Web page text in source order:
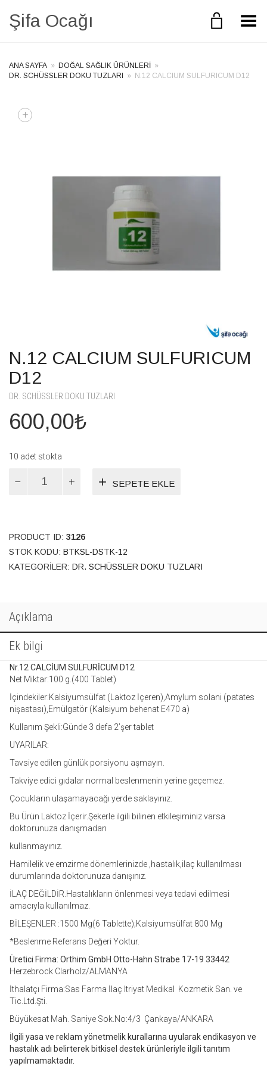
Şifa Ocağı Toggle Menu
ANA SAYFA » DOĞAL SAĞLIK ÜRÜNLERI »
DR. SCHÜSSLER DOKU TUZLARI
» N.12 CALCIUM SULFURICUM D12
+
N.12 CALCIUM SULFURICUM
D12
DR. SCHÜSSLER DOKU TUZLARI
600,00₺
10 adet stokta
CALCIUM
SEPETE EKLE
PRODUCT ID: 3126
STOK KODU: BTKSL-DSTK-12
KATEGORILER: DR. SCHÜSSLER DOKU TUZLARI
Açıklama
Ek bilgi
Nr.12 CALCİUM SULFURİCUM D12
Net Miktar:100 g.(400 Tablet)
İçindekiler:Kalsiyumsülfat (Laktoz İçeren),Amylum solani (patates
nişastası),Emülgatör (Kalsiyum behenat E470 a)
Kullanım Şekli:Günde 3 defa 2’şer tablet
UYARILAR:
Tavsiye edilen günlük porsiyonu aşmayın.
Takviye edici gıdalar normal beslenmenin yerine geçemez.
Çocukların ulaşamayacağı yerde saklayınız.
Bu Ürün Laktoz İçerir.Şekerle ilgili bilinen etkileşiminiz varsa
doktorunuza danışmadan
kullanmayınız.
Hamilelik ve emzirme dönemlerinizde ,hastalık,ilaç kullanılması
durumlarında doktorunuza danışınız.
İLAÇ DEĞİLDİR.Hastalıkların önlenmesi veya tedavi edilmesi
amacıyla kullanılmaz.
BİLEŞENLER :1500 Mg(6 Tablette);Kalsiyumsülfat 800 Mg
*Beslenme Referans Değeri Yoktur.
Üretici Firma: Orthim GmbH Otto-Hahn Strabe 17-19 33442
Herzebrock Clarholz/ALMANYA
İthalatçı Firma:Sas Farma İlaç Itriyat Medikal Kozmetik San. ve
Tic.Ltd.Şti.
Büyükesat Mah. Saniye Sok.No:4/3 Çankaya/ANKARA
İlgili yasa ve reklam yönetmelik kurallarına uyularak endikasyon ve
hastalık adı belirterek bitkisel destek ürünleriyle ilgili tanıtım
yapılmamaktadır.